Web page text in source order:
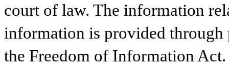
court of law. The information
information is provided
the Freedom of Information Act.